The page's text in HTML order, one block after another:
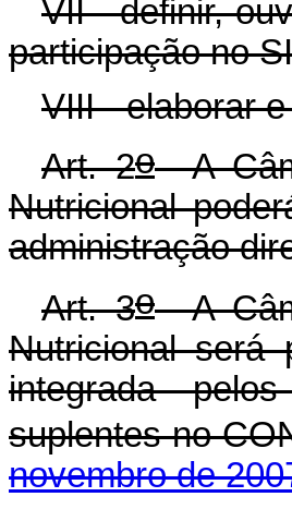
VII - definir,
participação no
VIII - elaborar
Art. 2oA
Nutricional
administração
Art. 3oA
Nutricional será
integrada
suplentes no
novembro de